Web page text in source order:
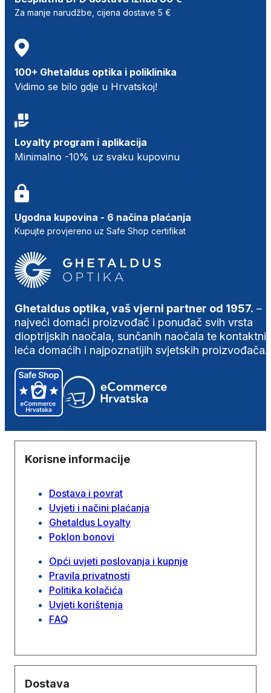
Za manje narudžbe, cijena dostave 5 €
100+ Ghetaldus optika i poliklinika
Vidimo se bilo gdje u Hrvatskoj!
Loyalty program i aplikacija
Minimalno -10% uz svaku kupovinu
Ugodna kupovina - 6 načina plaćanja
Kupujte provjereno uz Safe Shop certifikat
Ghetaldus optika, vaš vjerni partner od 1957. –
najveći domaći proizvođač i ponuđač svih vrsta
dioptrijskih naočala, sunčanih naočala te
leća domaćih i najpoznatijih svjetskih proizvođača.
Korisne informacije
Dostava i povrat
Uvjeti i načini plaćanja
Ghetaldus Loyalty
Poklon bonovi
Opći uvjeti poslovanja i kupnje
Pravila privatnosti
Politika kolačića
Uvjeti korištenja
FAQ
Dostava